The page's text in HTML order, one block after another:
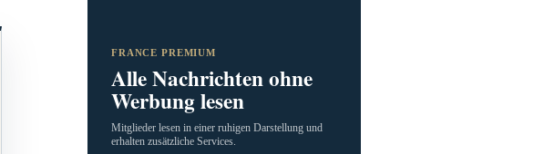
FRANCE PREMIUM
Alle Nachrichten ohne
Werbung lesen
Mitglieder lesen in einer ruhigen Darstellung und
erhalten zusätzliche Services.